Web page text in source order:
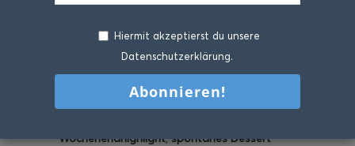
Es gibt Gerichte, dieschon beim ersten Blick
nach purem Wohlfühlen schmecken– und
dieser Pancake-Auflauf gehört definitiv
Wochenendhighlight,spontanes Dessert
Hiermit akzeptierst du unsere
Datenschutzerklärung.